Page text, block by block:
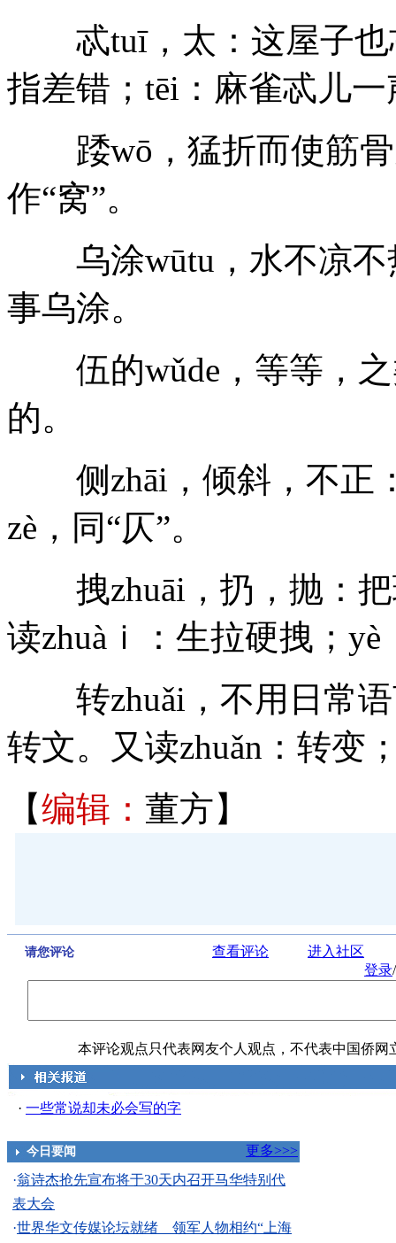
忒tuī，太：这屋子也
指差错；tēi：麻雀忒儿
踒wō，猛折而使筋骨
作“窝”。
乌涂wūtu，水不凉不
事乌涂。
伍的wǔde，等等，之
的。
侧zhāi，倾斜，不正
zè，同“仄”。
拽zhuāi，扔，抛：把
读zhuàｉ：生拉硬拽；yè
转zhuǎi，不用日常语
转文。又读zhuǎn：转变
【编辑： 董方】
请您评论 查看评论
进入社区
登录/
本评论观点只代表网友个人观点，不代表中国侨网
· 一些常说却未必会写的字
今日要闻
更多>>>
·翁诗杰抢先宣布将于30天内召开马华特别代
表大会
·世界华文传媒论坛就绪 领军人物相约“上海